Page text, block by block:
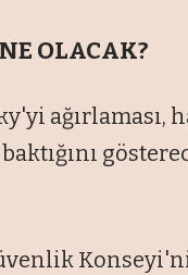
OLACAK?